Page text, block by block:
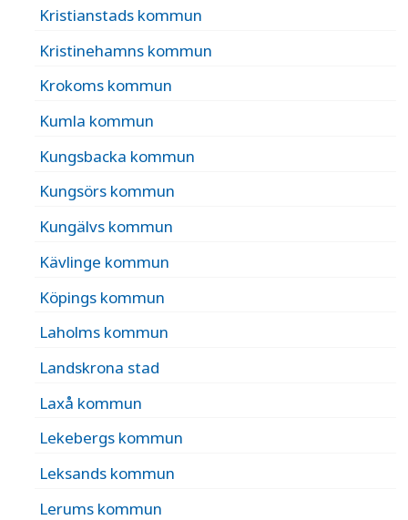
Kristianstads kommun
Kristinehamns kommun
Krokoms kommun
Kumla kommun
Kungsbacka kommun
Kungsörs kommun
Kungälvs kommun
Kävlinge kommun
Köpings kommun
Laholms kommun
Landskrona stad
Laxå kommun
Lekebergs kommun
Leksands kommun
Lerums kommun